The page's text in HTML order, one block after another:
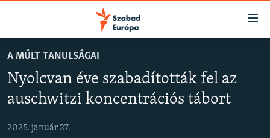
Akadálymentes
oldalra
AKTUÁLIS
PODCASTOK
VIDEÓK
A MÚLT TANULSÁGAI
Nyolcvan éve szabadították fel az
auschwitzi koncentrációs tábort
2025. január 27.